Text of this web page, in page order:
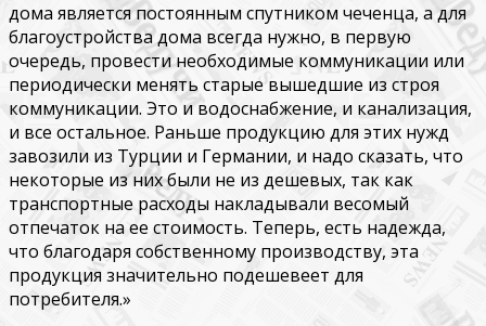
дома является постоянным спутником чеченца, а для
благоустройства дома всегда нужно, в первую
очередь, провести необходимые коммуникации или
периодически менять старые вышедшие из строя
коммуникации. Это и водоснабжение, и канализация,
и все остальное. Раньше продукцию для этих нужд
завозили из Турции и Германии, и надо сказать, что
некоторые из них были не из дешевых, так как
транспортные расходы накладывали весомый
отпечаток на ее стоимость. Теперь, есть надежда,
что благодаря собственному производству, эта
продукция значительно подешевеет для
потребителя.»